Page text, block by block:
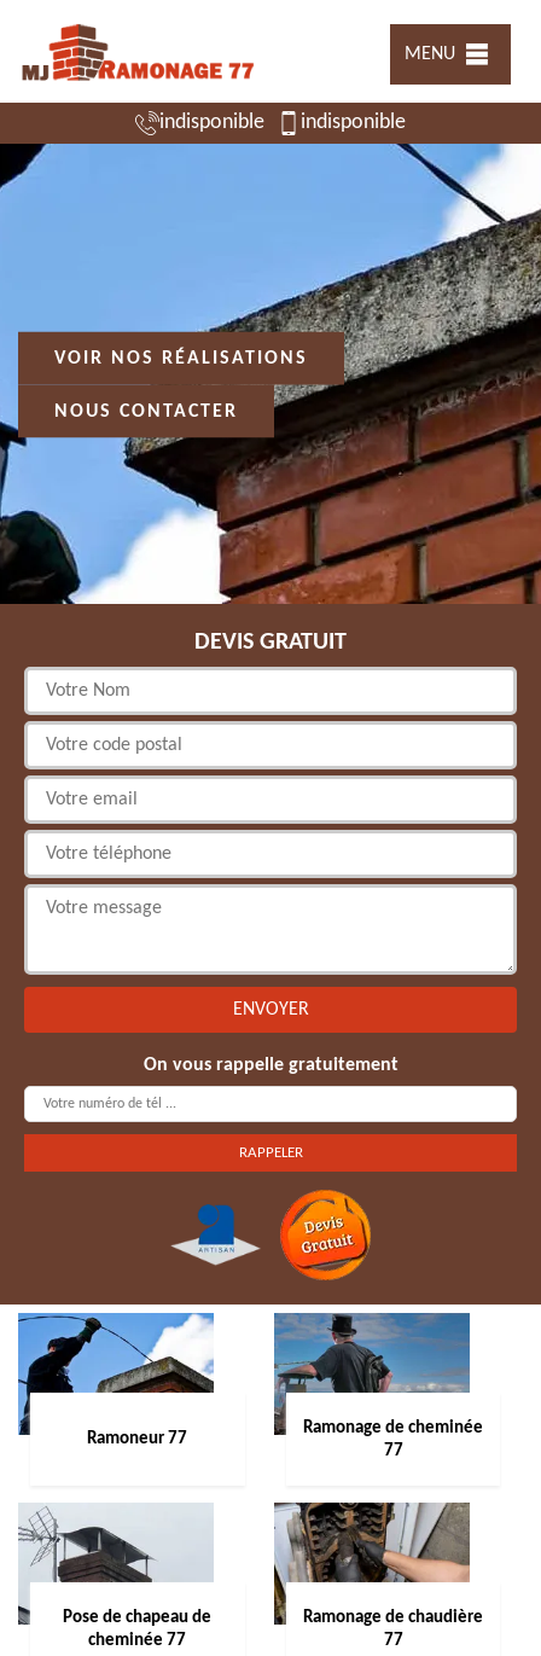
MENU
indisponible indisponible
VOIR NOS RÉALISATIONS
NOUS CONTACTER
DEVIS GRATUIT
On vous rappelle gratuitement
Ramoneur 77
Ramonage de cheminée
77
Pose de chapeau de
cheminée 77
Ramonage de chaudière
77